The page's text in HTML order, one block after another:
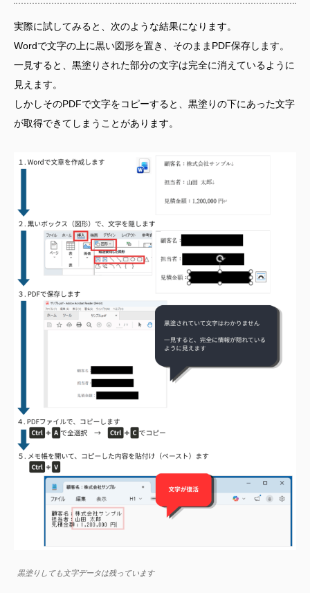
実際に試してみると、次のような結果になります。
Wordで文字の上に黒い図形を置き、そのままPDF保存します。
一見すると、黒塗りされた部分の文字は完全に消えているように
見えます。
しかしそのPDFで文字をコピーすると、黒塗りの下にあった文字
が取得できてしまうことがあります。
黒塗りしても文字データは残っています